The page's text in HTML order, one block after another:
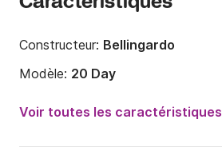
Constructeur: Bellingardo
Modèle: 20 Day
Puissance moteur:
115cv
Voir toutes les caractéristiques